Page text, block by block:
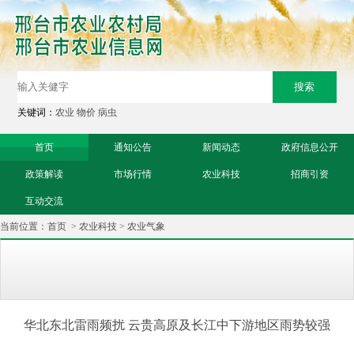
关键词：农业 物价 病虫
首页 通知公告 新闻动态 政府信息公开
政策解读 市场行情 农业科技 招商引资
互动交流
当前位置： 首页 > 农业科技 > 农业气象
华北东北雷雨频扰 云贵高原及长江中下游地区雨势较强